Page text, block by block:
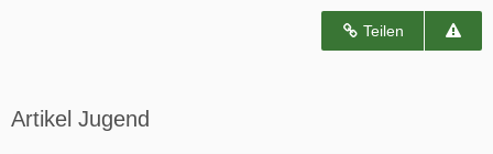
Teilen
Artikel Jugend